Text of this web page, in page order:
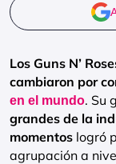
Los Guns N’
cambiaron por
en el mundo. Su
grandes de la
momentos logró
agrupación a